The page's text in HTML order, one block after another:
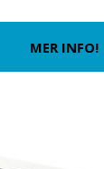
MER INFO!